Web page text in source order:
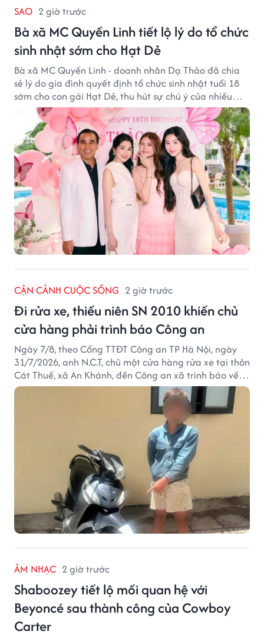
SAO 2 giờ trước
Bà xã MC Quyền Linh tiết lộ lý do tổ chức
sinh nhật sớm cho Hạt Dẻ
Bà xã MC Quyền Linh - doanh nhân Dạ Thảo đã chia
sẻ lý do gia đình quyết định tổ chức sinh nhật tuổi 18
sớm cho con gái Hạt Dẻ, thu hút sự chú ý của nhiều
người hâm mộ.
CẬN CẢNH CUỘC SỐNG 2 giờ trước
Đi rửa xe, thiếu niên SN 2010 khiến chủ
cửa hàng phải trình báo Công an
Ngày 7/8, theo Cổng TTĐT Công an TP Hà Nội, ngày
31/7/2026, anh N.C.T, chủ một cửa hàng rửa xe tại thôn
Cát Thuế, xã An Khánh, đến Công an xã trình báo về
việc bị mất trộm chiếc xe máy Honda Wave. Trong cốp
xe còn có nhiều giấy tờ cá nhân và khoảng 1,2 triệu
ÂM NHẠC 2 giờ trước
Shaboozey tiết lộ mối quan hệ với
Beyoncé sau thành công của Cowboy
Carter